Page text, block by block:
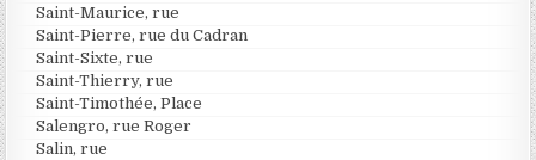
Saint-Maurice, rue
Saint-Pierre, rue du Cadran
Saint-Sixte, rue
Saint-Thierry, rue
Saint-Timothée, Place
Salengro, rue Roger
Salin, rue